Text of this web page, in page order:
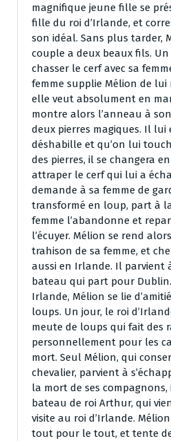
magnifique jeune fille se
fille du roi d’Irlande, et
son idéal. Sans plus tarder,
couple a deux beaux fils.
chasser le cerf avec sa
femme supplie Mélion de
elle veut absolument en
montre alors l’anneau à
deux pierres magiques. Il lui
déshabille et qu’on lui
des pierres, il se changera
attraper le cerf qui lui a
demande à sa femme de
transformé en loup, part à
femme l’abandonne et
l’écuyer. Mélion se rend
trahison de sa femme, et
aussi en Irlande. Il parvient
bateau qui part pour
Irlande, Mélion se lie
loups. Un jour, le roi
meute de loups qui fait des
personnellement pour les
mort. Seul Mélion, qui
chevalier, parvient à
la mort de ses
bateau de roi Arthur, qui
visite au roi d’Irlande.
tout pour le tout, et tente